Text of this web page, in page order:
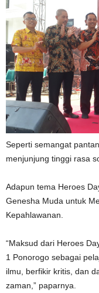
Seperti semangat
menjunjung tinggi rasa
Adapun tema Heroes
Genesha Muda untuk
Kepahlawanan.
“Maksud dari Heroes
1 Ponorogo sebagai
ilmu, berfikir kritis, dan
zaman,” paparnya.